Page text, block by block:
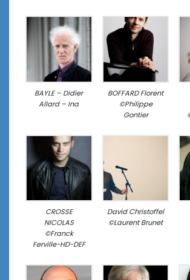
BAYLE – Didier
Allard – Ina
BOFFARD Florent
©Philippe
Gontier
CROSSE
NICOLAS
©Franck
Ferville-HD-DEF
David Christoffel
©Laurent Brunet